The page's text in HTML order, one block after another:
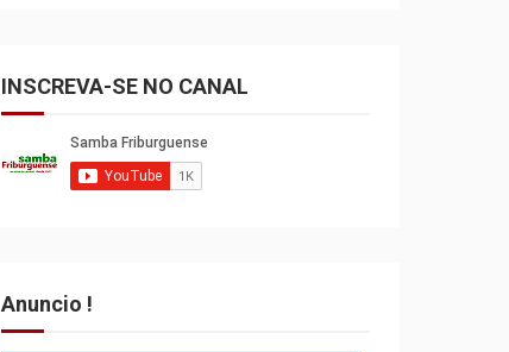
INSCREVA-SE NO CANAL
Anuncio !